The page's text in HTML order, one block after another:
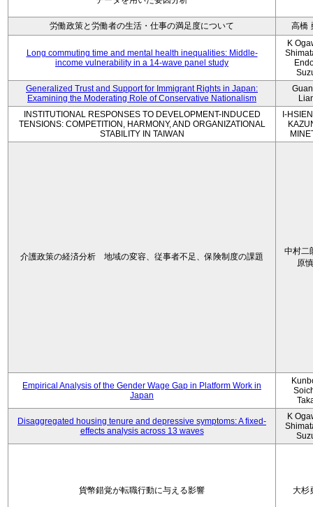
労働政策と労働者の生活・仕事の満足度について 高橋
Long commuting time and mental health inequalities: Middle-
income vulnerability in a 14-wave panel study
K
Generalized Trust and Support for Immigrant Rights in Japan:
Examining the Moderating Role of Conservative Nationalism
INSTITUTIONAL RESPONSES TO DEVELOPMENT-INDUCED
TENSIONS: COMPETITION, HARMONY, AND ORGANIZATIONAL
STABILITY IN TAIWAN
I-
介護政策の経済分析 地域の変容、従事者不足、保険制度の課題
中村二
原
Empirical Analysis of the Gender Wage Gap in Platform Work in
Japan
Disaggregated housing tenure and depressive symptoms: A fixed-
effects analysis across 13 waves
K
貨幣錯覚が転職行動に与える影響 大杉